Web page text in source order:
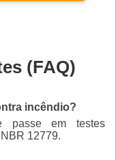
(FAQ)
incêndio?
passe em testes
12779.